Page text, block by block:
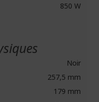
850 W
Noir
257,5 mm
179 mm